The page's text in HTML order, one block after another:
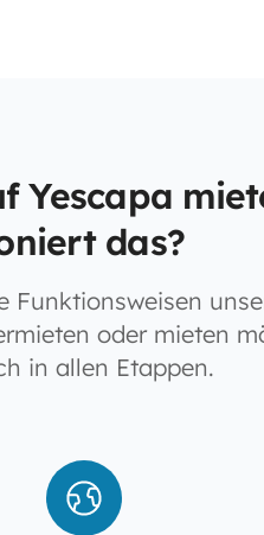
Yescapa
das?
Funktionsweisen
oder mieten
in allen Etappen.